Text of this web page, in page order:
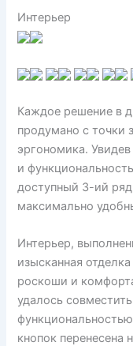
Интерьер
Каждое решение в
продумано с точки
эргономика.
и
доступный 3-ий
максимально
Интерьер,
изысканная
роскоши и
удалось
кнопок перенесена